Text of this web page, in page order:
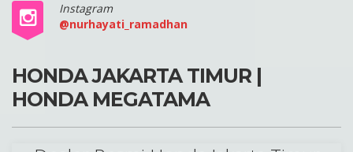
Instagram
@nurhayati_ramadhan
HONDA JAKARTA TIMUR |
HONDA MEGATAMA